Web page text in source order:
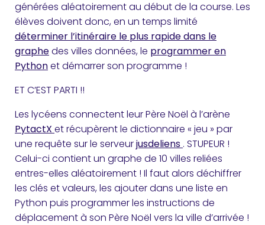
générées aléatoirement au début de la course. Les
élèves doivent donc, en un temps limité
déterminer l’itinéraire le plus rapide dans le
graphedes villes données, le programmer en
Pythonet démarrer son programme !
ET C’EST PARTI !!
Les lycéens connectent leur Père Noël à l’arène
PytactX et récupèrent le dictionnaire « jeu » par
une requête sur le serveurjusdeliens . STUPEUR !
Celui-ci contient un graphe de 10 villes reliées
entres-elles aléatoirement ! Il faut alors déchiffrer
les clés et valeurs, les ajouter dans une liste en
Python puis programmer les instructions de
déplacement à son Père Noël vers la ville d’arrivée !